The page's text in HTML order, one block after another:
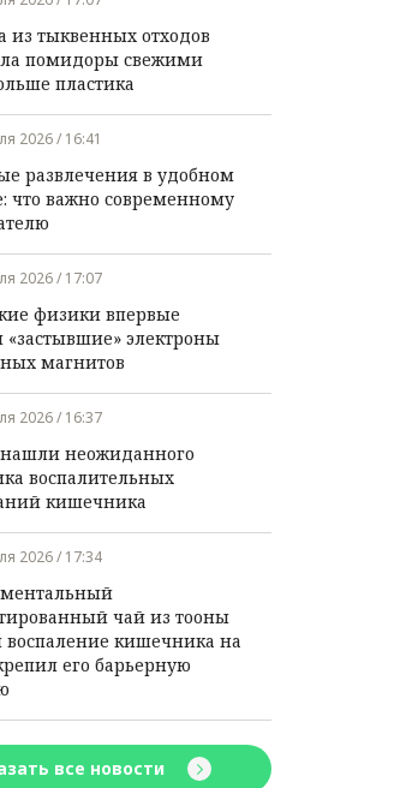
из тыквенных отходов
помидоры свежими
пластика
2026 / 16:41
развлечения в удобном
что важно современному
2026 / 17:07
физики впервые
«застывшие» электроны
магнитов
2026 / 16:37
неожиданного
воспалительных
кишечника
2026 / 17:34
чай из тооны
воспаление кишечника на
его барьерную
все новости